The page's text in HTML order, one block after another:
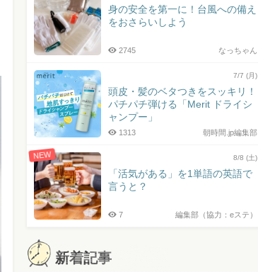
身の安全を第一に！台風への備え
をおさらいしよう
なっちゃん
2745
7/7 (月)
頭皮・髪のベタつきをスッキリ！
パチパチ弾ける「Merit ドライシ
ャンプー」
朝時間.jp編集部
1313
NEW 8/8 (土)
「活気がある」を1単語の英語で
言うと？
編集部（協力：eステ）
7
新着記事